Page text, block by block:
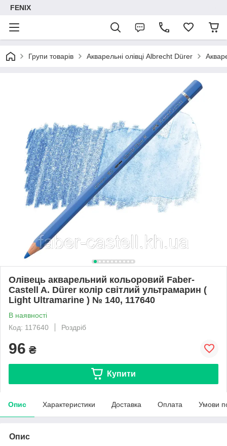
FENIX
Групи товарів Акварельні олівці Albrecht Dürer
Олівець акварельний кольоровий Faber-
Castell A. Dürer колір світлий ультрамарин (
Light Ultramarine ) № 140, 117640
В наявності
Код: 117640
Роздріб
96 ₴
Купити
Опис Характеристики Доставка Оплата Умови
Опис